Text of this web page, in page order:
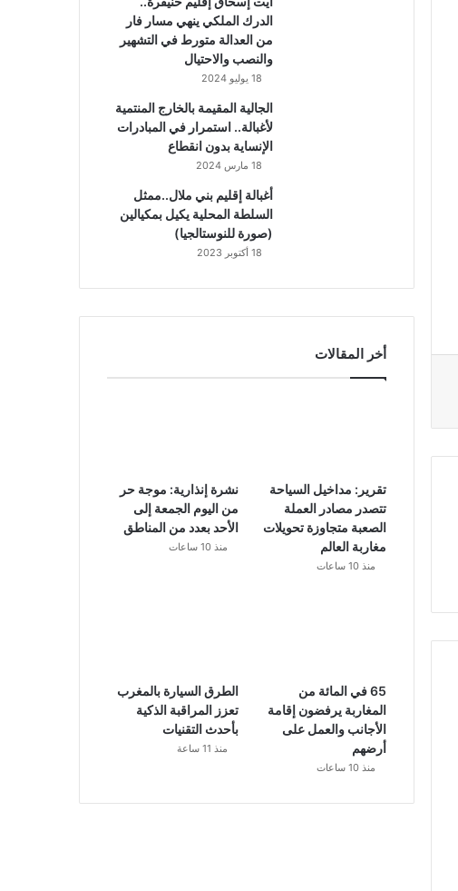
الدرك الملكي ينهي مسار فار
من العدالة متورط في التشهير
والنصب والاحتيال
18 يوليو 2024
الجالية المقيمة بالخارج المنتمية
لأغبالة.. استمرار في المبادرات
الإنساية بدون انقطاع
18 مارس 2024
أغبالة إقليم بني ملال..ممثل
السلطة المحلية يكيل بمكيالين
(صورة للنوستالجيا)
18 أكتوبر 2023
أخر المقالات
تقرير: مداخيل السياحة
تتصدر مصادر العملة
الصعبة متجاوزة تحويلات
مغاربة العالم
منذ 10 ساعات
نشرة إنذارية: موجة حر
من اليوم الجمعة إلى
الأحد بعدد من المناطق
منذ 10 ساعات
65 في المائة من
المغاربة يرفضون إقامة
الأجانب والعمل على
أرضهم
منذ 10 ساعات
الطرق السيارة بالمغرب
تعزز المراقبة الذكية
بأحدث التقنيات
منذ 11 ساعة